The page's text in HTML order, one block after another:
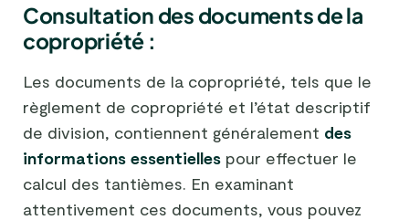
Consultation des documents de la
copropriété :
Les documents de la copropriété, tels que le
règlement de copropriété et l’état descriptif
de division, contiennent généralement des
informations essentielles pour effectuer le
calcul des tantièmes. En examinant
attentivement ces documents, vous pouvez